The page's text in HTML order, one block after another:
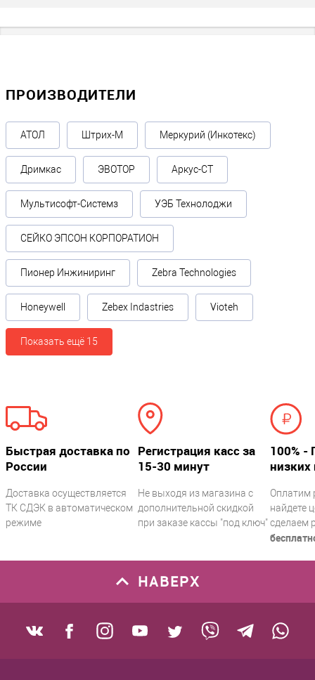
ПРОИЗВОДИТЕЛИ
АТОЛ Штрих-М Меркурий (Инкотекс)
Дримкас ЭВОТОР Аркус-СТ
Мультисофт-Системз УЭБ Технолоджи
СЕЙКО ЭПСОН КОРПОРАТИОН
Пионер Инжиниринг Zebra Technologies
Honeywell Zebex Indastries Vioteh
Показать ещё 15
Быстрая доставка по
России
Доставка осуществляется
ТК СДЭК в автоматическом
режиме
Регистрация касс за
15-30 минут
Не выходя из магазина с
дополнительной скидкой
при заказе кассы "под ключ"
100% -
низких
Оплатим
найдете
сделаем
НАВЕРХ